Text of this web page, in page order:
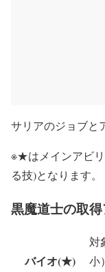
サリアのジョブと
※★はメインアビリ
る技)となります。
黒魔道士の取
バイオ(★)
対
小